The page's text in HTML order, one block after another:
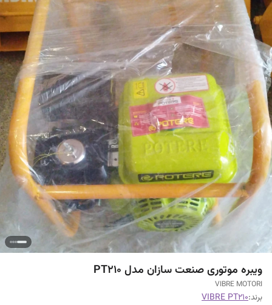
ویبره موتوری صنعت سازان مدل PT210
VIBRE MOTORI
برند:VIBRE PT210